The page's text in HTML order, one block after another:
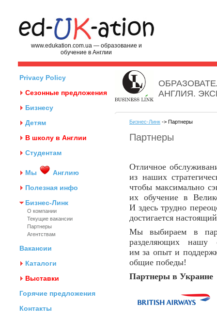
www.edukation.com.ua — образование и
обучение в Англии
Privacy Policy
Сезонные предложения
Бизнесу
Детям
В школу в Англии
Студентам
Мы
Англию
Полезная инфо
Бизнес-Линк
О компании
Текущие вакансии
Партнеры
Агентствам
Вакансии
Каталоги
Выставки
Горячие предложения
Контакты
АНГЛИЯ.
Бизнес-Линк -> Партнеры
Партнеры
Отличное
из наших
чтобы максимально
их обучение в
И здесь трудно
достигается
Мы выбираем в
разделяющих нашу
им за опыт и
общие победы!
Партнеры в Украине